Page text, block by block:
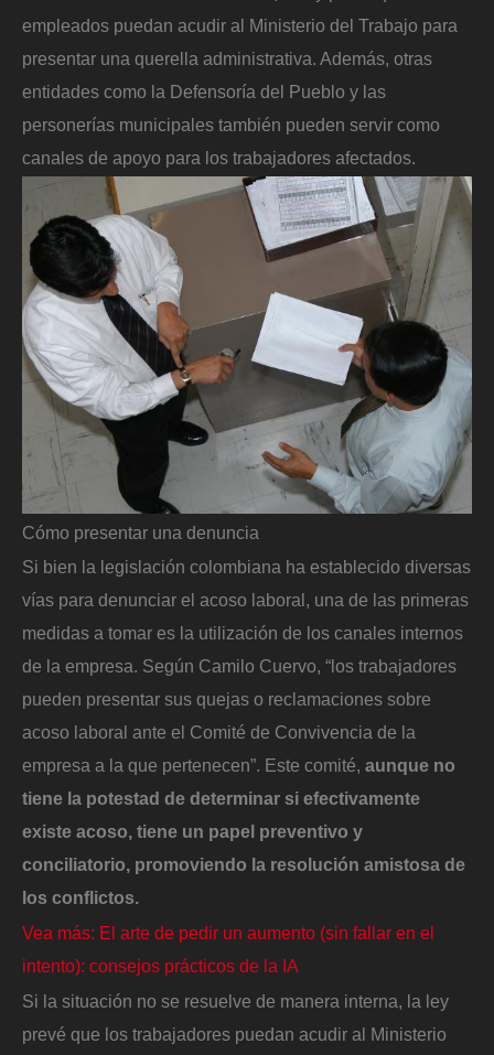
empleados puedan acudir al Ministerio del Trabajo para
presentar una querella administrativa. Además, otras
entidades como la Defensoría del Pueblo y las
personerías municipales también pueden servir como
canales de apoyo para los trabajadores afectados.
Cómo presentar una denuncia
Si bien la legislación colombiana ha establecido diversas
vías para denunciar el acoso laboral, una de las primeras
medidas a tomar es la utilización de los canales internos
de la empresa. Según Camilo Cuervo, “los trabajadores
pueden presentar sus quejas o reclamaciones sobre
acoso laboral ante el Comité de Convivencia de la
empresa a la que pertenecen”. Este comité, aunque no
tiene la potestad de determinar si efectivamente
existe acoso, tiene un papel preventivo y
conciliatorio, promoviendo la resolución amistosa de
los conflictos.
Vea más: El arte de pedir un aumento (sin fallar en el
intento): consejos prácticos de la IA
Si la situación no se resuelve de manera interna, la ley
prevé que los trabajadores puedan acudir al Ministerio